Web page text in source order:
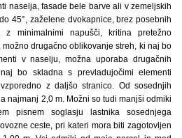
naselja, fasade bele barve ali v zemeljskih
45°, zaželene dvokapnice, brez posebnih
z minimalnimi napušči, kritina pretežno
drugačno oblikovanje streh, ki naj bo
v naselju, možna uporaba drugačnih
bo skladna s prevladujočimi elementi
z daljšo stranico. Od sosednjih
najmanj 2,0 m. Možni so tudi manjši odmiki
pisnem soglasju lastnika sosednjega
ceste, pri kateri mora biti zagotovljen